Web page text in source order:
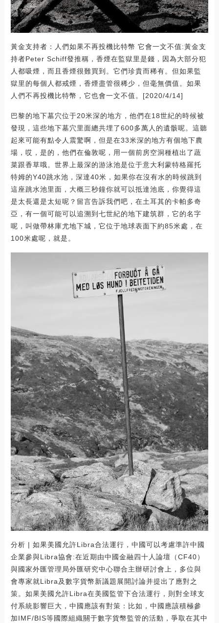
黃金支持者：人們如果不再投機比特幣 它會一文不值:黃金支
持者Peter Schiff發推稱，香煙在監獄里是錢，因為大部分犯
人都吸煙，而且香煙很難買到。它們珍貴而稀有。但如果監
獄里的每個人都戒煙，香煙盡管很稀少，但毫無價值。如果
人們不再投機比特幣，它也會一文不值。[2020/4/14]
巴黎的地下墓穴位于20米深的地方，他們在18世紀的時候被
發現，這些地下墓穴里面總共埋了600多萬人的遺骸呢。這聽
起來可能有點令人震驚啊，但是在33米深的地方有個地下農
場，哎，是的，他們在倫敦呢，用一個前房空洞種植出了蔬
菜跟香草哦。世界上最深的游泳池是位于意大利蒙特格羅托
特姆的Y40跳水池，深達40米，如果你在沒有水的時候跳到
這座跳水池里面，大概三秒鐘你就可以抵達池底，你覺得這
是太長還是太短呢？留言告訴我們吧，在土耳其的卡帕多奇
亞，有一個可能可以追溯到七世紀的地下建筑群，它的名字
呢，叫做帶林庫尤地下城，它位于地球表面下約85米處，在
100米處呢，就是。
分析 | 如果美國允許Libra合法運行，中國可以考慮準許中國
企業參與Libra協會:在近期由中國金融四十人論壇（CF40）
與國家外匯管理局外匯研究中心聯合主辦研討會上，多位與
會專家就Libra及數字貨幣新議題展開討論并提出了應對之
策。如果美國允許Libra在美國監管下合法運行，則對全球支
付系統影響巨大，中國應該有對策：比如，中國應該積極參
加IMF/BIS等國際組織關于數字貨幣監管的活動，爭取在其中